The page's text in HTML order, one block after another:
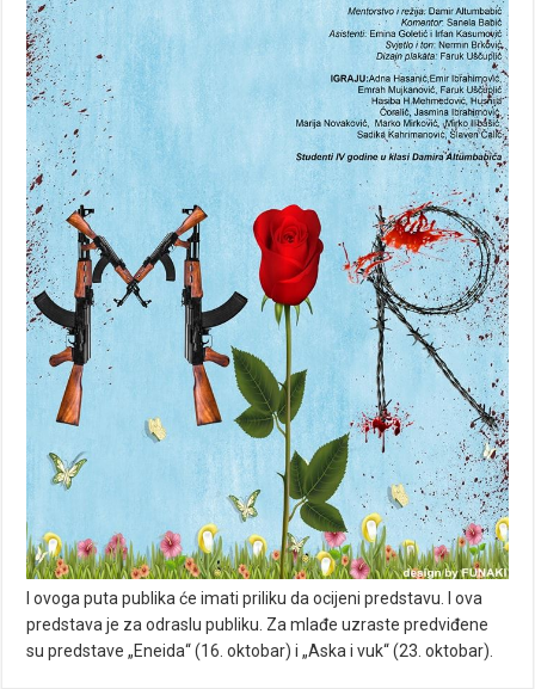
I ovoga puta publika će imati priliku da ocijeni predstavu. I ova
predstava je za odraslu publiku. Za mlađe uzraste predviđene
su predstave „Eneida“ (16. oktobar) i „Aska i vuk“ (23. oktobar).